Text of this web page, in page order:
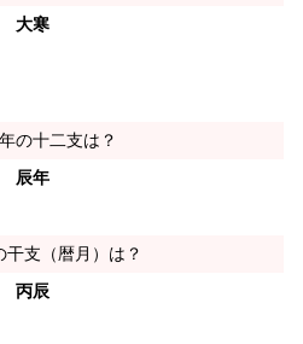
大寒
の十二支は？
辰年
干支（暦月）は？
丙辰